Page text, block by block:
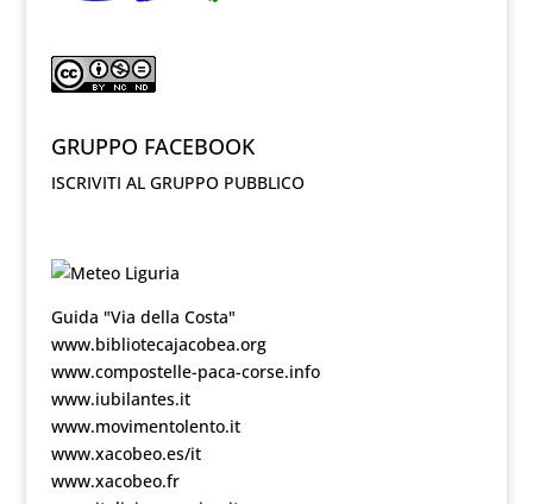
GRUPPO FACEBOOK
ISCRIVITI AL GRUPPO PUBBLICO
Guida "Via della Costa"
www.bibliotecajacobea.org
www.compostelle-paca-corse.info
www.iubilantes.it
www.movimentolento.it
www.xacobeo.es/it
www.xacobeo.fr